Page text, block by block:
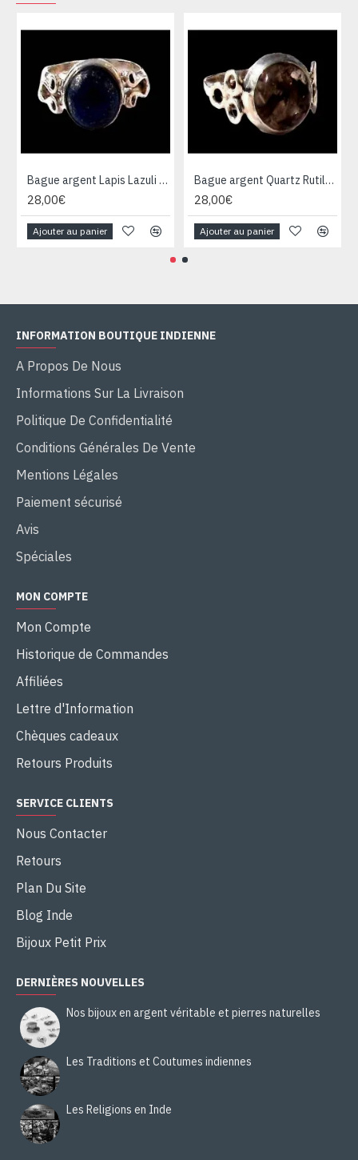
Bague argent Lapis Lazuli - Bijoux Inde - Bijoux indiens
28,00€
Ajouter au panier
Bague argent Quartz Rutile - Bague indienne - Bijoux indiens
28,00€
Ajouter au panier
INFORMATION BOUTIQUE INDIENNE
A Propos De Nous
Informations Sur La Livraison
Politique De Confidentialité
Conditions Générales De Vente
Mentions Légales
Paiement sécurisé
Avis
Spéciales
MON COMPTE
Mon Compte
Historique de Commandes
Affiliées
Lettre d'Information
Chèques cadeaux
Retours Produits
SERVICE CLIENTS
Nous Contacter
Retours
Plan Du Site
Blog Inde
Bijoux Petit Prix
DERNIÈRES NOUVELLES
Nos bijoux en argent véritable et pierres naturelles
Les Traditions et Coutumes indiennes
Les Religions en Inde